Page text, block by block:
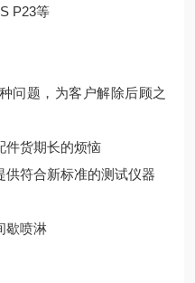
P23等
问题，为客户解除后顾之
货期长的烦恼
符合新标准的测试仪器
歇喷淋